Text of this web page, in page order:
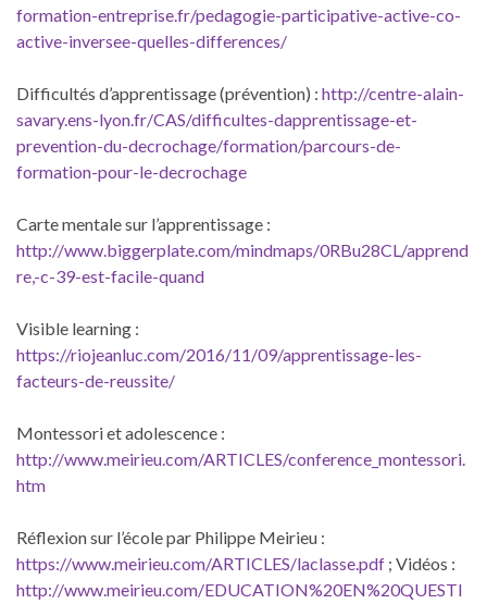
formation-entreprise.fr/pedagogie-participative-active-co-
active-inversee-quelles-differences/
Difficultés d’apprentissage (prévention) : http://centre-alain-
savary.ens-lyon.fr/CAS/difficultes-dapprentissage-et-
prevention-du-decrochage/formation/parcours-de-
formation-pour-le-decrochage
Carte mentale sur l’apprentissage :
http://www.biggerplate.com/mindmaps/0RBu28CL/apprend
re,-c-39-est-facile-quand
Visible learning :
https://riojeanluc.com/2016/11/09/apprentissage-les-
facteurs-de-reussite/
Montessori et adolescence :
http://www.meirieu.com/ARTICLES/conference_montessori.
htm
Réflexion sur l’école par Philippe Meirieu :
https://www.meirieu.com/ARTICLES/laclasse.pdf ; Vidéos :
http://www.meirieu.com/EDUCATION%20EN%20QUESTI